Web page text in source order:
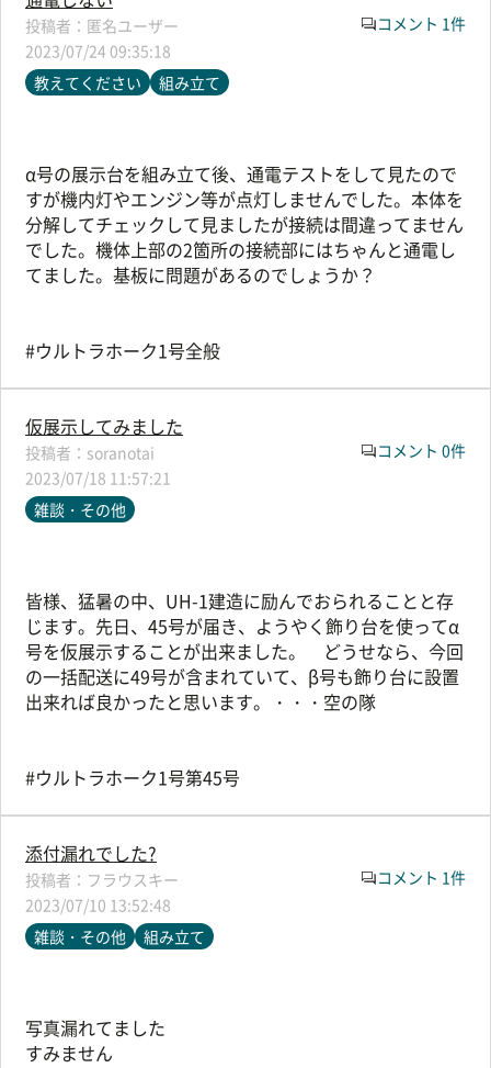
匿名ユーザー
2023/07/24 09:35:18
コメント 1件
教えてください 組み立て
α号の展示台を組み立て後、通電テストをして見たので
すが機内灯やエンジン等が点灯しませんでした。本体を
分解してチェックして見ましたが接続は間違ってません
でした。機体上部の2箇所の接続部にはちゃんと通電し
てました。基板に問題があるのでしょうか？
#ウルトラホーク1号全般
仮展示してみました
soranotai
2023/07/18 11:57:21
コメント 0件
雑談・その他
皆様、猛暑の中、UH-1建造に励んでおられることと存
じます。先日、45号が届き、ようやく飾り台を使ってα
号を仮展示することが出来ました。 どうせなら、今回
の一括配送に49号が含まれていて、β号も飾り台に設置
出来れば良かったと思います。・・・空の隊
#ウルトラホーク1号第45号
添付漏れでした?
フラウスキー
2023/07/10 13:52:48
コメント 1件
雑談・その他 組み立て
写真漏れてました
すみません